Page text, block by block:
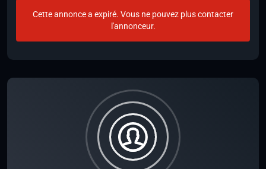
Cette annonce a expiré. Vous ne pouvez plus contacter
l'annonceur.